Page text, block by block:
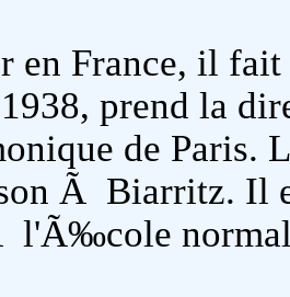
en France, il
prend la
de Paris.
Ã Biarritz. Il